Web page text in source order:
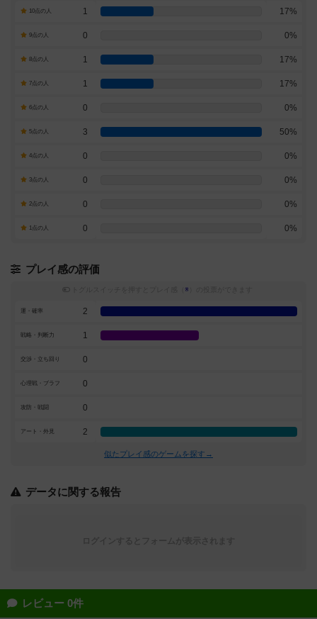
10点の人 1 17%
9点の人 0 0%
8点の人 1 17%
7点の人 1 17%
6点の人 0 0%
5点の人 3 50%
4点の人 0 0%
3点の人 0 0%
2点の人 0 0%
1点の人 0 0%
プレイ感の評価
※
運・確率 2
戦略・判断力 1
交渉・立ち回り 0
心理戦・ブラフ 0
攻防・戦闘 0
アート・外見 2
似たプレイ感のゲームを探す→
データに関する報告
レビュー 0件